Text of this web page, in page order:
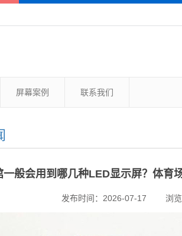
屏幕案例 联系我们
一般会用到哪几种LED显示屏？体育
发布时间：2026-07-17 浏